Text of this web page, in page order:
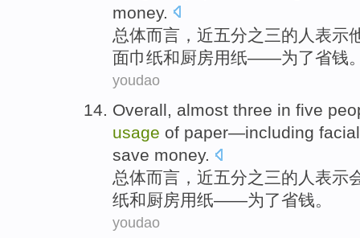
money.
总体而言 ， 近五分之三的 人 表示
面巾纸和 厨房用纸——为了省钱
youdao
Overall, almost three in five
usage of paper—including
save money.
总体而言 ， 近五分之三的 人 表示
纸和厨房用纸——为了省钱。
youdao